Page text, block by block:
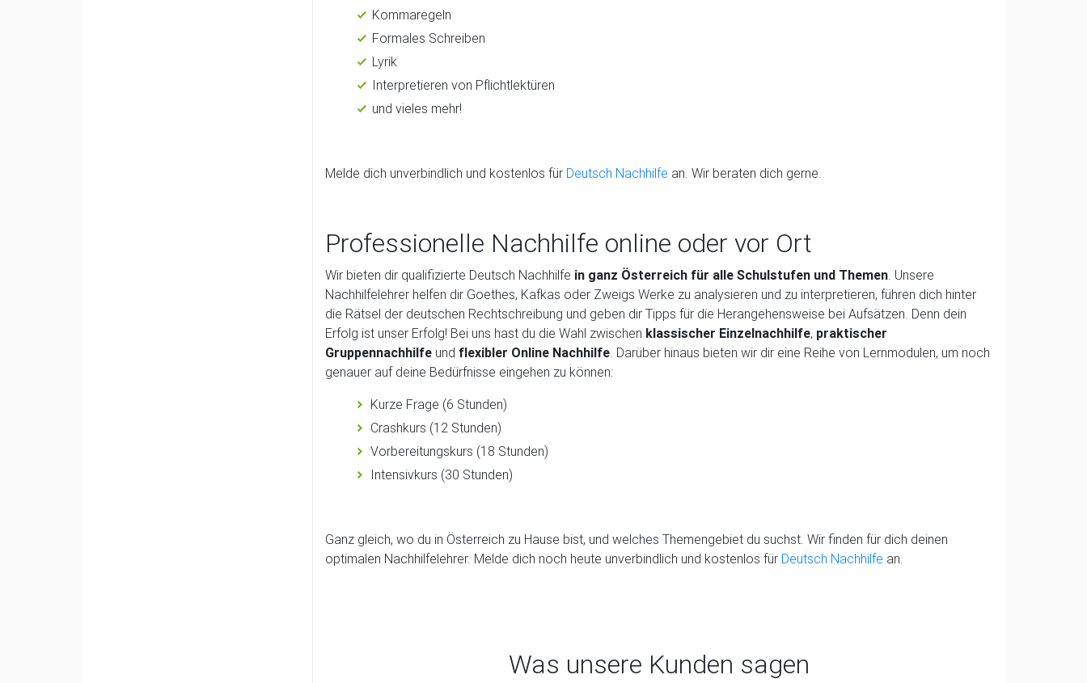
Kommaregeln
Formales Schreiben
Lyrik
Interpretieren von Pflichtlektüren
und vieles mehr!
Melde dich unverbindlich und kostenlos für Deutsch Nachhilfe an. Wir beraten dich gerne.
Professionelle Nachhilfe online oder vor Ort
Wir bieten dir qualifizierte Deutsch Nachhilfe in ganz Österreich für alle Schulstufen und Themen . Unsere
Nachhilfelehrer helfen dir Goethes, Kafkas oder Zweigs Werke zu analysieren und zu interpretieren, führen dich hinter
die Rätsel der deutschen Rechtschreibung und geben dir Tipps für die Herangehensweise bei Aufsätzen. Denn dein
Erfolg ist unser Erfolg! Bei uns hast du die Wahl zwischen klassischer Einzelnachhilfe, praktischer
Gruppennachhilfe und flexibler Online Nachhilfe . Darüber hinaus bieten wir dir eine Reihe von Lernmodulen, um noch
genauer auf deine Bedürfnisse eingehen zu können:
Kurze Frage (6 Stunden)
Crashkurs (12 Stunden)
Vorbereitungskurs (18 Stunden)
Intensivkurs (30 Stunden)
Ganz gleich, wo du in Österreich zu Hause bist, und welches Themengebiet du suchst. Wir finden für dich deinen
optimalen Nachhilfelehrer. Melde dich noch heute unverbindlich und kostenlos für Deutsch Nachhilfe an.
Was unsere Kunden sagen